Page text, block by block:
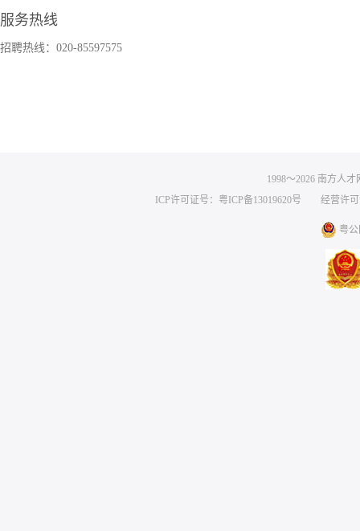
服务热线
招聘热线：020-85597575
1998～2026 南方人才
ICP许可证号：粤ICP备13019620号 经营许可
粤公